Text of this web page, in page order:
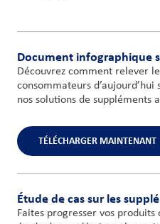
Document infographique
Découvrez comment relever
consommateurs
nos solutions de
TÉLÉCHARGER MAINTENANT
Étude de cas sur les
Faites progresser vos